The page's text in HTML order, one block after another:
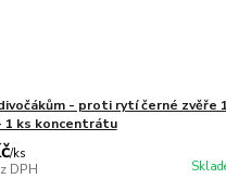
- proti rytí černé zvěře 1
1 ks koncentrátu
/ks
DPH